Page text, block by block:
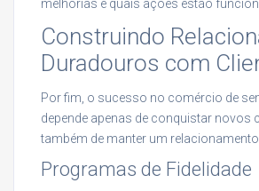
melhorias e quais ações estão
Construindo
Duradouros com
Por fim, o sucesso no comércio de
depende apenas de conquistar novos
também de manter um
Programas de Fidelidade